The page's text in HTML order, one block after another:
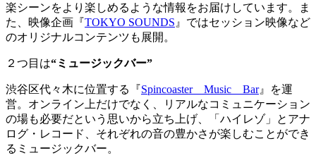
楽シーンをより楽しめるような情報をお届けしています。ま
た、映像企画『TOKYO SOUNDS 』ではセッション映像など
のオリジナルコンテンツも展開。
２つ目は“ミュージックバー”
渋谷区代々木に位置する『Spincoaster Music Bar』を運
営。オンライン上だけでなく、リアルなコミュニケーション
の場も必要だという思いから立ち上げ、「ハイレゾ」とアナ
ログ・レコード、それぞれの音の豊かさが楽しむことができ
るミュージックバー。